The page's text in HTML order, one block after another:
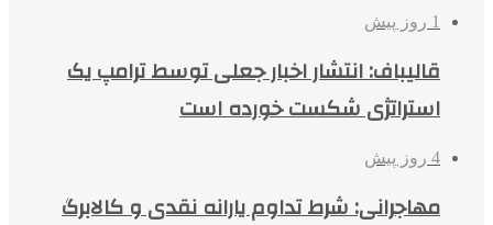
1 روز پیش
قالیباف: انتشار اخبار جعلی توسط ترامپ یک
استراتژی شکست خورده است
4 روز پیش
مهاجرانی: شرط تداوم یارانه نقدی و کالابرگ